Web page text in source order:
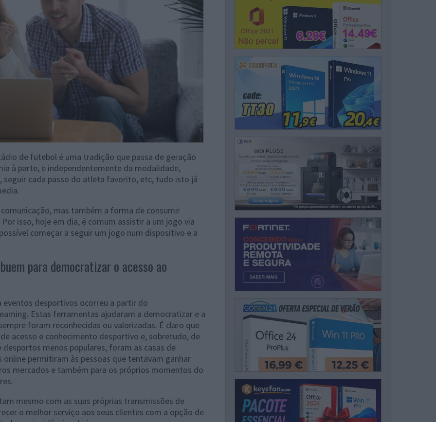
de futebol é uma tradição que passa de geração
à parte, e independentemente da modalidade,
cada passo do atleta favorito, etc, tudo isto já
mas também a forma de consumir
isso, hoje em dia, é comum assistir a um jogo via
começar a seguir um jogo num dispositivo e a
para democratizar o acesso ao
desportivos ocorreu a partir do
Estas ferramentas ajudaram a democratizar e a
foram reconhecidas ou valorizadas. É claro que
acesso e conhecimento desportivo e, sobretudo, de
menos populares, foram as casas de
permitiram às pessoas que tentavam ganhar
mercados e também para os próprios momentos do
mesmo com as suas próprias transmissões de
o melhor serviço aos seus clientes com a opção de